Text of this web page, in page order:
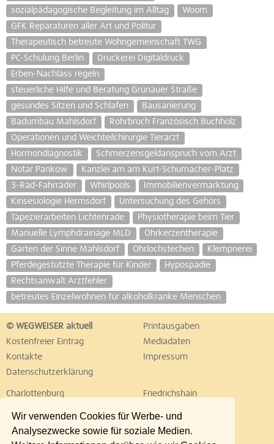
Wir verwenden Cookies für Werbe- und
Analysezwecke sowie für soziale Medien.
sozialpädagogische Begleitung im Alltag
Woom
GFK Reparaturen aller Art und Politur
Therapeutisch betreute Wohngemeinschaft TWG
PC-Schulung Berlin
Druckerei Digitaldruck
Erben-Nachlass regeln
steuerliche Hilfe und Beratung Grünauer Straße
gesundes Sitzen und Schlafen
Bausanierung
Badumbau Mahlsdorf
Rohrbruch Französisch Buchholz
Operationen und Weichteilchirurgie Tierarzt
Hormondiagnostik
Schmerzensgeldanspruch vom Arzt
Notar Pankow
Kanzlei am am Kurt-Schumacher-Platz
3-Rad-Fahrräder
Whirlpools
Immobilienvermarktung
Kinsesiologie Hermsdorf
Untersuchung des Gehörs
Tapezierarbeiten Lichtenrade
Physiotherapie beim Tier
Manuelle Lymphdrainage MLD
Ohrkerzentherapie
Garten der Sinne Mahlsdorf
Ohrlochstechen
Klempnerei
Pferdegestützte Therapie für Kinder
Hypospadie
Rechtsanwalt Arztfehler
betreutes Einzelwohnen für alkoholkranke Menschen
© WEGWEISER aktuell
Printausgaben
Kostenfreier Eintrag
Mediadaten
Kontakte
Impressum
Datenschutzerklärung
Charlottenburg
Friedrichshain
Lichtenberg
Marzahn